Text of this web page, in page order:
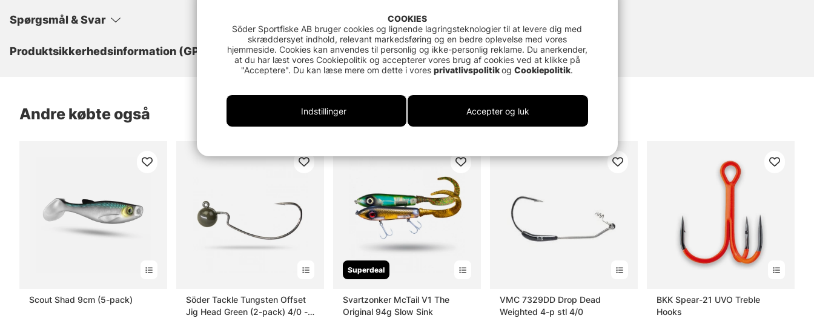
Spørgsmål & Svar
Produktsikkerhedsinformation (GPSR)
Andre købte også
Scout Shad 9cm (5-pack)
Söder Tackle Tungsten Offset
Jig Head Green (2-pack) 4/0 -
Superdeal
Svartzonker McTail V1 The
Original 94g Slow Sink
VMC 7329DD Drop Dead
Weighted 4-p stl 4/0
BKK Spear-21 UVO Treble
Hooks
COOKIES
Söder Sportfiske AB bruger cookies og lignende lagringsteknologier til at levere dig med
skræddersyet indhold, relevant markedsføring og en bedre oplevelse med vores
hjemmeside. Cookies kan anvendes til personlig og ikke-personlig reklame. Du anerkender,
at du har læst vores Cookiepolitik og accepterer vores brug af cookies ved at klikke på
"Acceptere". Du kan læse mere om dette i vores privatlivspolitikog Cookiepolitik.
Indstillinger Accepter og luk